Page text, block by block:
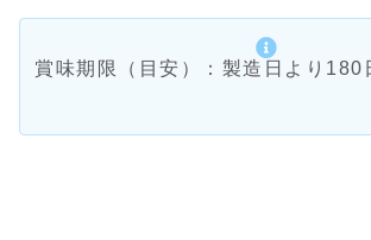
賞味期限（目安）：製造日より180